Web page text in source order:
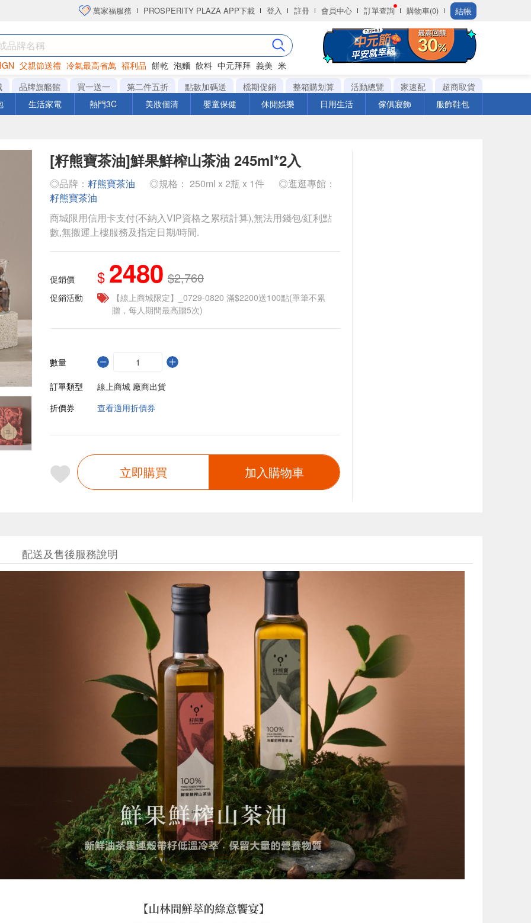
萬家福服務 PROSPERITY PLAZA APP下載 登入 註冊 會員中心 訂單查詢 購物車(0) 結帳
父親節送禮 冷氣最高省萬 福利品 餅乾 泡麵 飲料 中元拜拜 義美 米
洋芋片
品牌旗艦館 買一送一 第二件五折 點數加碼送 檔期促銷 整箱購划算 活動總覽 家速配
超商取貨
生活家電 熱門3C 美妝個清 嬰童保健 休閒娛樂 日用生活 傢俱寢飾 服飾鞋包
[籽熊寶茶油]鮮果鮮榨山茶油 245ml*2入
◎品牌： 籽熊寶茶油 ◎規格： 250ml x 2瓶 x 1件
◎逛逛專館：
籽熊寶茶油
商城限用信用卡支付(不納入VIP資格之累積計算),無法用錢包/紅利點
數,無搬運上樓服務及指定日期/時間.
促銷價 $ 2480 $2,760
促銷活動
【線上商城限定】_0729-0820 滿$2200送100點(單筆不累
贈，每人期間最高贈5次)
數量
訂單類型
線上商城 廠商出貨
折價券
查看適用折價券
立即購買 加入購物車
配送及售後服務說明